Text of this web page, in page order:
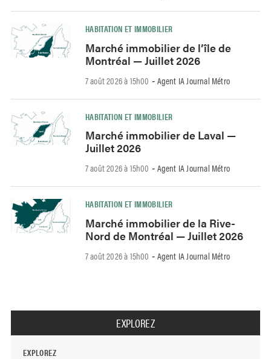
HABITATION ET IMMOBILIER
Marché immobilier de l’île de
Montréal — Juillet 2026
7 août 2026 à 15h00 - Agent IA Journal Métro
HABITATION ET IMMOBILIER
Marché immobilier de Laval —
Juillet 2026
7 août 2026 à 15h00 - Agent IA Journal Métro
HABITATION ET IMMOBILIER
Marché immobilier de la Rive-
Nord de Montréal — Juillet 2026
7 août 2026 à 15h00 - Agent IA Journal Métro
EXPLOREZ
EXPLOREZ